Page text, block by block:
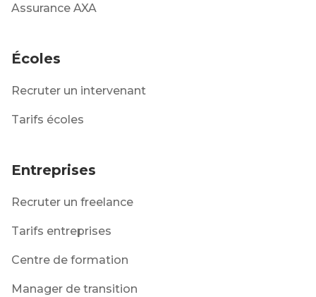
Assurance AXA
Écoles
Recruter un intervenant
Tarifs écoles
Entreprises
Recruter un freelance
Tarifs entreprises
Centre de formation
Manager de transition